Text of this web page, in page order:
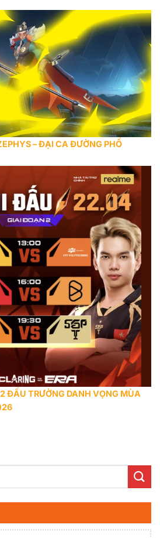
– ĐẠI CA ĐƯỜNG PHỐ
ĐẤU TRƯỜNG DANH VỌNG MÙA